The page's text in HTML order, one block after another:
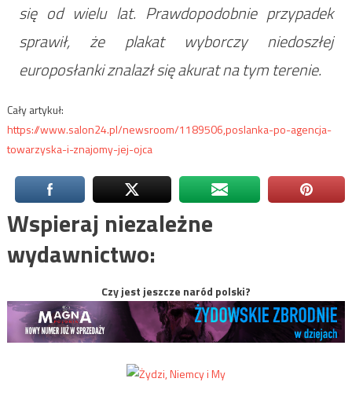
się od wielu lat. Prawdopodobnie przypadek
sprawił, że plakat wyborczy niedoszłej
europosłanki znalazł się akurat na tym terenie.
Cały artykuł:
https://www.salon24.pl/newsroom/1189506,poslanka-po-agencja-
towarzyska-i-znajomy-jej-ojca
Wspieraj niezależne
wydawnictwo:
Czy jest jeszcze naród polski?